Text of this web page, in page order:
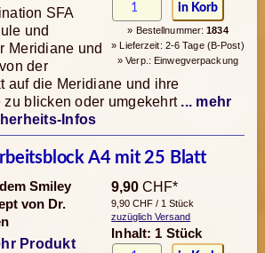
» Bestellnummer:1834
» Lieferzeit: 2-6 Tage (B-Post)
» Verp.: Einwegverpackung
SFA
und
Meridiane und
der
auf die Meridiane und ihre
zu blicken oder umgekehrt ... mehr
Infos
A4 mit 25 Blatt
9,90 CHF*
9,90 CHF / 1 Stück
zuzüglich Versand
Inhalt: 1 Stück
Smiley
von Dr.
Produkt